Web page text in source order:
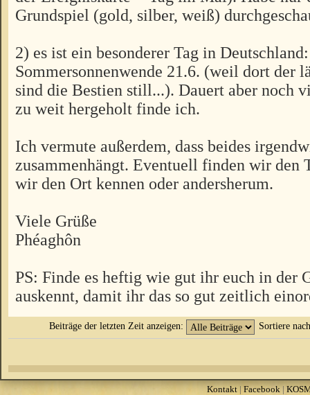
Grundspiel (gold, silber, weiß)
2) es ist ein besonderer Tag in
Sommersonnenwende 21.6. (weil dort der
sind die Bestien still...). Dauert aber noch
zu weit hergeholt finde ich.
Ich vermute außerdem, dass beides
zusammenhängt. Eventuell finden wir den
wir den Ort kennen oder andersherum.
Viele Grüße
Phéaghôn
PS: Finde es heftig wie gut ihr euch in der
auskennt, damit ihr das so gut zeitlich
Beiträge der letzten Zeit anzeigen: Sortiere
Kontakt|Facebook|